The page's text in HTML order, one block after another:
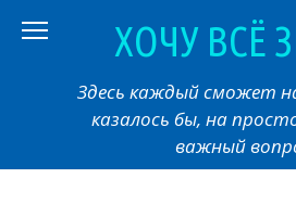
ХОЧУ ВСЁ
Здесь каждый сможет
казалось бы, на
важный